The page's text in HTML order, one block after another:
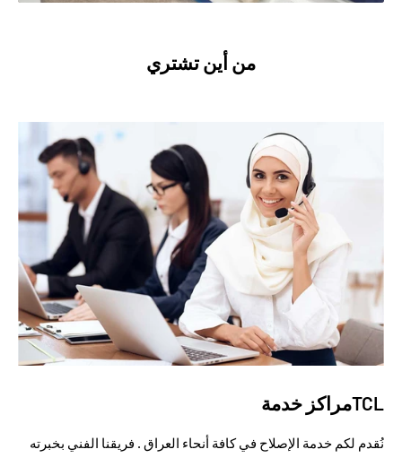
من أين تشتري
TCLمراكز خدمة
نُقدم لكم خدمة الإصلاح في كافة أنحاء العراق . فريقنا الفني بخبرته